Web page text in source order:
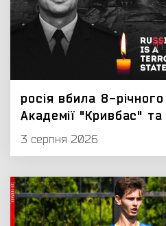
росія вбила 8-
Академії "Кривбас"
3 серпня 2026